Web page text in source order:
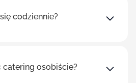
codziennie?
osobiście?